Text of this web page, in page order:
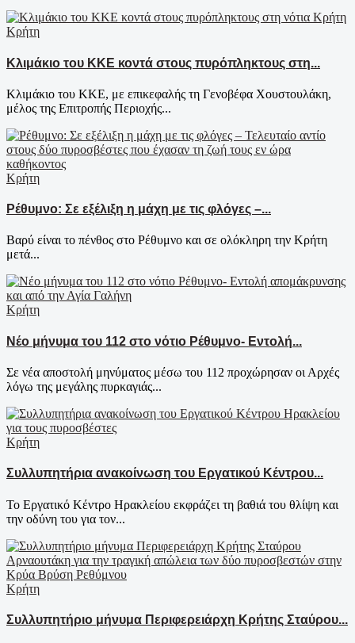
Κρήτη
Κλιμάκιο του ΚΚΕ κοντά στους πυρόπληκτους στη...
Κλιμάκιο του ΚΚΕ, με επικεφαλής τη Γενοβέφα Χουστουλάκη,
μέλος της Επιτροπής Περιοχής...
Κρήτη
Ρέθυμνο: Σε εξέλιξη η μάχη με τις φλόγες –...
Βαρύ είναι το πένθος στο Ρέθυμνο και σε ολόκληρη την Κρήτη
μετά...
Κρήτη
Νέο μήνυμα του 112 στο νότιο Ρέθυμνο- Εντολή...
Σε νέα αποστολή μηνύματος μέσω του 112 προχώρησαν οι Αρχές
λόγω της μεγάλης πυρκαγιάς...
Κρήτη
Συλλυπητήρια ανακοίνωση του Εργατικού Κέντρου...
Το Εργατικό Κέντρο Ηρακλείου εκφράζει τη βαθιά του θλίψη και
την οδύνη του για τον...
Κρήτη
Συλλυπητήριο μήνυμα Περιφερειάρχη Κρήτης Σταύρου...